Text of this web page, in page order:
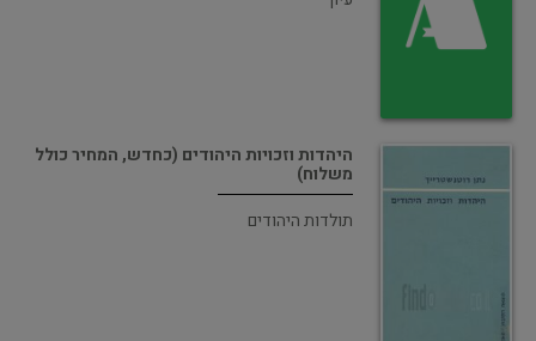
היהדות וזכויות היהודים (כחדש, המחיר כולל
משלוח)
תולדות היהודים